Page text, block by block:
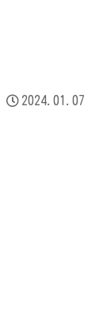
2024.01.07